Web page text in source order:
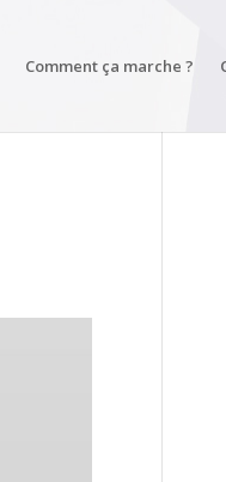
Comment ça marche ?